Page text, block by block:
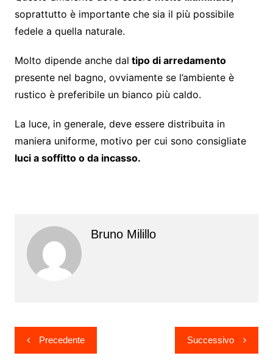
soprattutto è importante che sia il più possibile
fedele a quella naturale.
Molto dipende anche dal tipo di arredamento
presente nel bagno, ovviamente se l’ambiente è
rustico è preferibile un bianco più caldo.
La luce, in generale, deve essere distribuita in
maniera uniforme, motivo per cui sono consigliate
luci a soffitto o da incasso.
Bruno Milillo
Navigazione
articoli
Precedente Successivo